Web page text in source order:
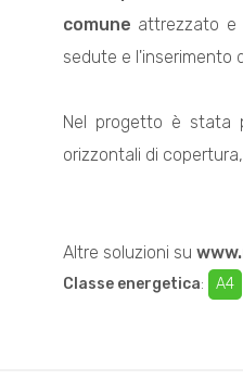
comune attrezzato e
sedute e l'inserimento
Nel progetto è stata
orizzontali di
Altre soluzioni su
Classe energetica: A4